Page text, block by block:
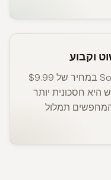
וקבוע
תוכנית הבלתי מוגבלת של SozAI במחיר של $9.99
חסכונית יותר
המחפשים תמלול